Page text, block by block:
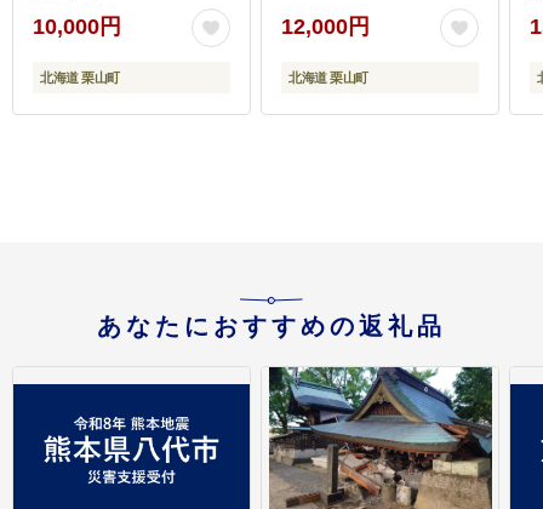
10,000円
北海道 栗山町
12,000円
北海道 栗山町
あなたにおすすめの返礼品